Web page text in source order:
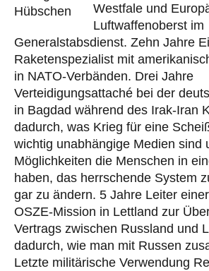
Westfale und
Luftwaffenoberst im
Generalstabsdienst. Zehn Jahre
Raketenspezialist mit
in NATO-Verbänden. Drei Jahre
Verteidigungsattaché bei der
in Bagdad während des Irak-Iran
dadurch, was Krieg für eine
wichtig unabhängige Medien sind
Möglichkeiten die Menschen in
haben, das herrschende System
gar zu ändern. 5 Jahre Leiter
OSZE-Mission in Lettland zur
Vertrags zwischen Russland und
dadurch, wie man mit Russen
Letzte militärische Verwendung